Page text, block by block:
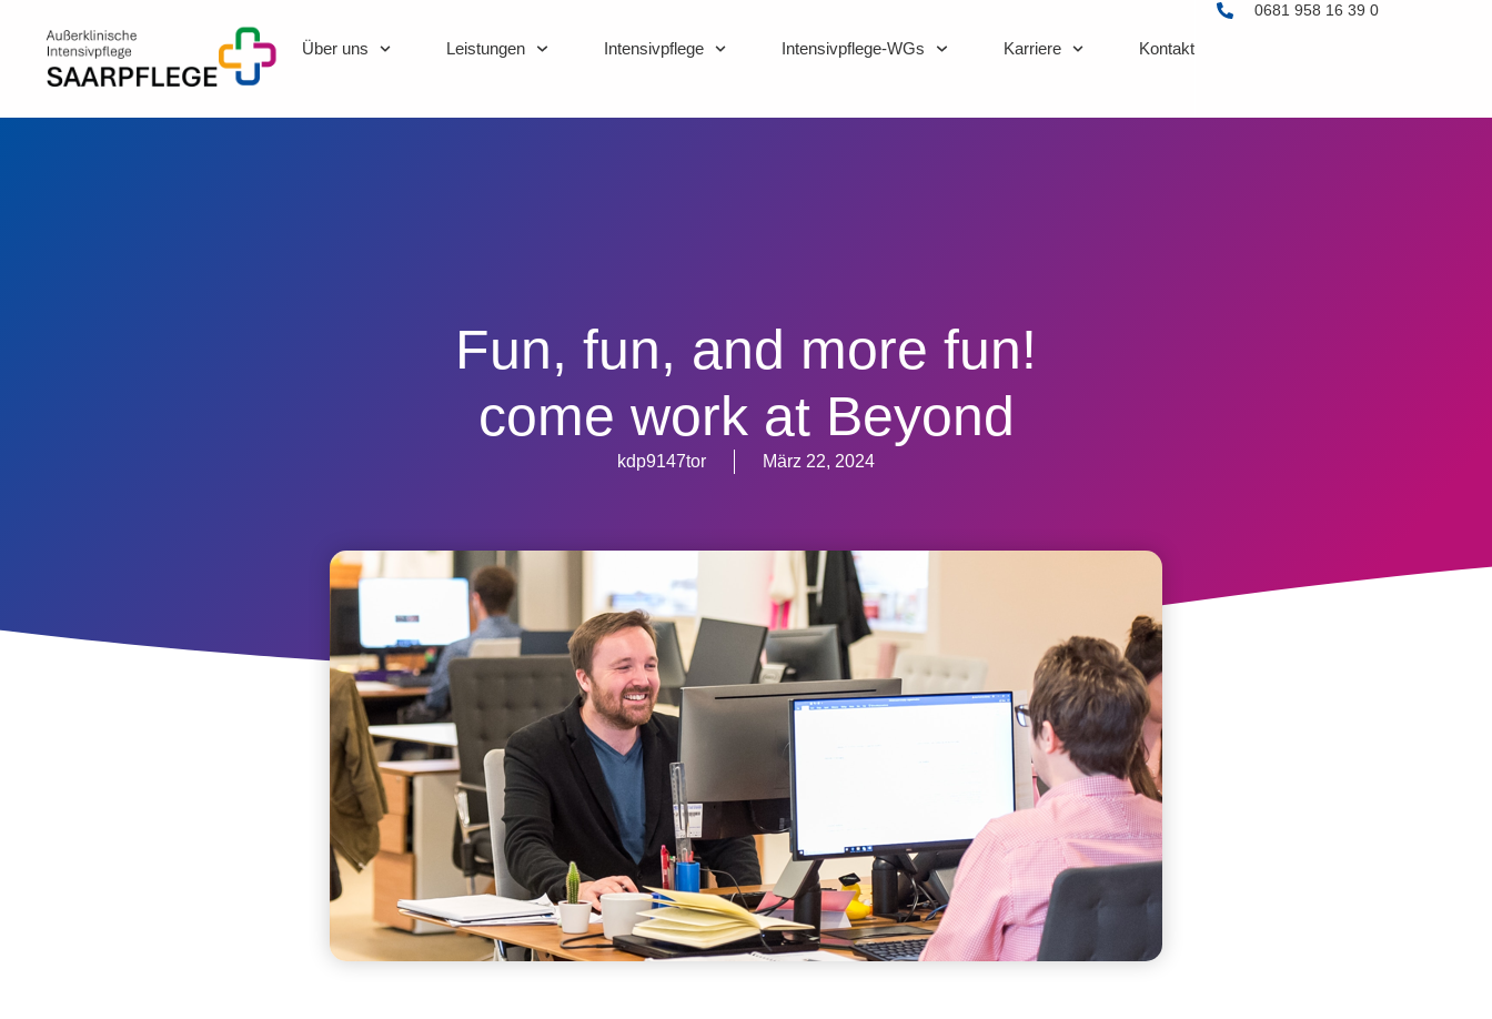
Über uns Leistungen Intensivpflege Intensivpflege-WGs Karriere Kontakt
0681 958 16 39 0
Fun, fun, and more fun!
come work at Beyond
kdp9147tor März 22, 2024